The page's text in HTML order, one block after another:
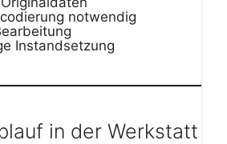
notwendig
Instandsetzung
in der Werkstatt